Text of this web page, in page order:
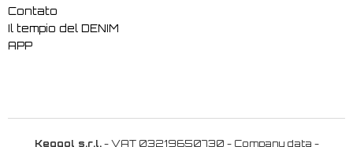
Contato
Il tempio del DENIM
APP
Keggol s.r.l.- VAT 03219650730 - Company data -